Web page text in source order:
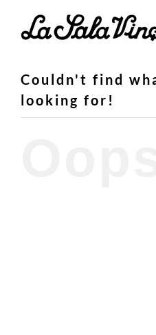
Couldn't find
looking for!